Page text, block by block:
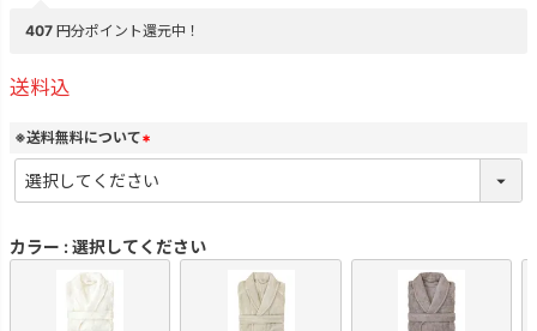
407 円分ポイント還元中！
送料込
※送料無料について
(
必
須
カラー 選択してください